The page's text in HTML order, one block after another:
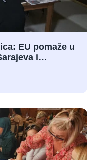
EU pomaže u
i…